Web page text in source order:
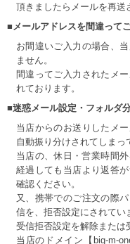
頂きましたらメールを再送
■メールアドレスを間違ってご
お間違いご入力の場合、
ません。
間違ってご入力されたメ
れております。
■迷惑メール設定・フォルダ分
当店からのお送りしたメ
自動振り分けされてしまっ
当店の、休日・営業時間
経過しても当店より返答
確認ください。
又、携帯でのご注文の際
信を、拒否設定にされてい
受信拒否設定を解除または
当店のドメイン【big-m-